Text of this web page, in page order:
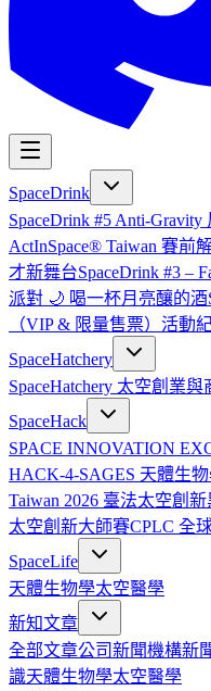
SpaceDrink
SpaceDrink #5 Anti-
ActInSpace® Taiwan 賽前
才新舞台SpaceDrink #3 –
派對 🌙 喝一杯月亮釀的酒
（VIP & 限量售票） 活動
SpaceHatchery
SpaceHatchery 太空創業
SpaceHack
SPACE INNOVATION
HACK-4-SAGES 天體生
Taiwan 2026 臺法太空創
太空創新大師賽CPLC 全
SpaceLife
天體生物學太空醫學
新知文章
全部文章公司新聞機構新
識天體生物學太空醫學